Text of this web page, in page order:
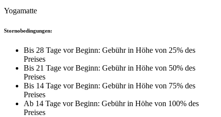
Yogamatte
Stornobedingungen:
Bis 28 Tage vor Beginn: Gebühr in Höhe von 25% des
Preises
Bis 21 Tage vor Beginn: Gebühr in Höhe von 50% des
Preises
Bis 14 Tage vor Beginn: Gebühr in Höhe von 75% des
Preises
Ab 14 Tage vor Beginn: Gebühr in Höhe von 100% des
Preises